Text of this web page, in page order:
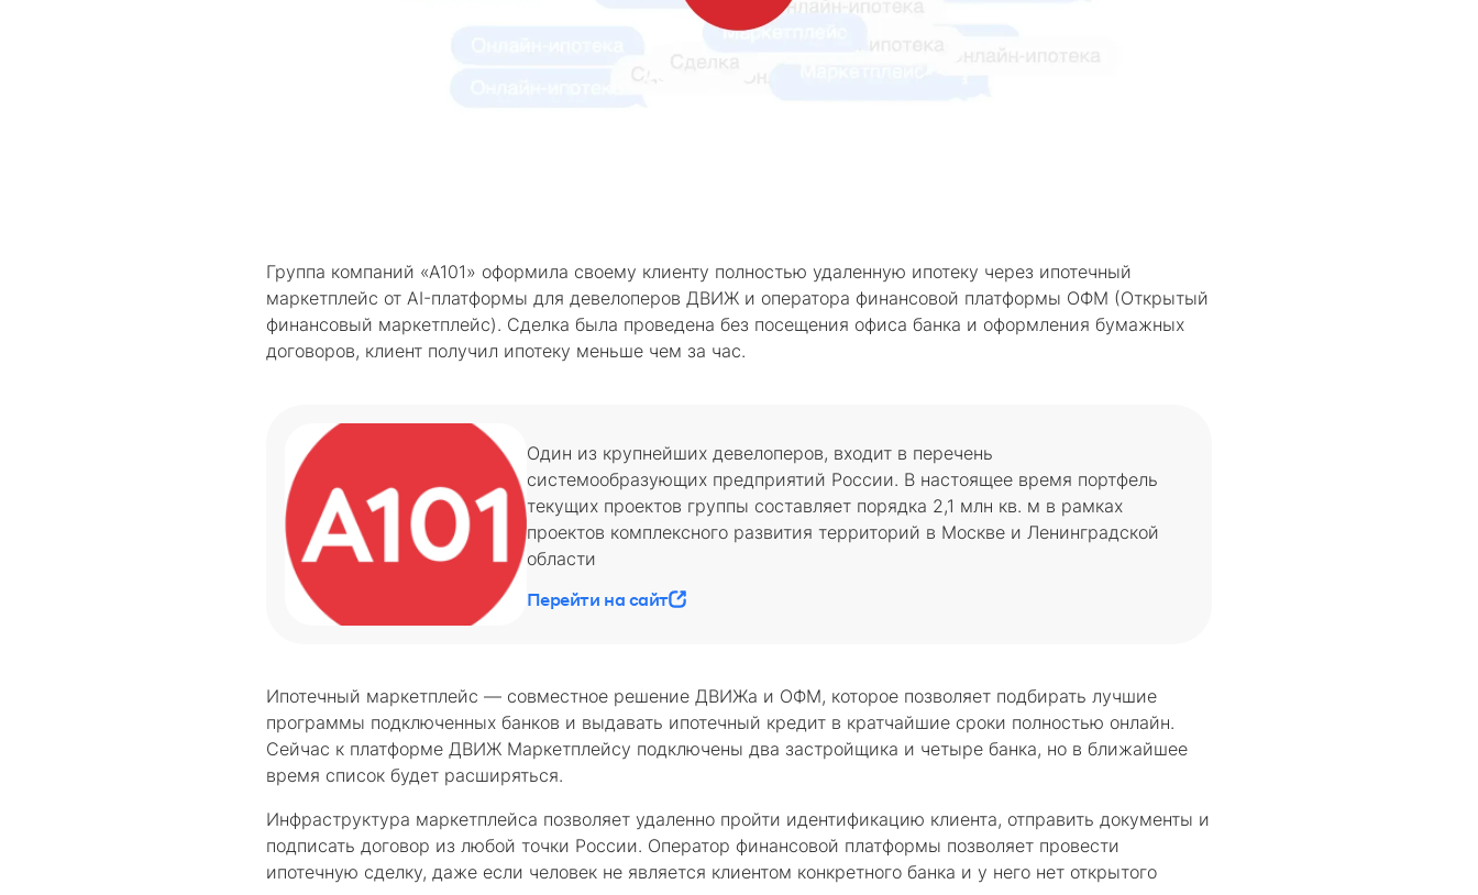
Группа компаний «А101» оформила своему клиенту полностью удаленную ипотеку через ипотечный
маркетплейс от AI-платформы для девелоперов ДВИЖ и оператора финансовой платформы ОФМ (Открытый
финансовый маркетплейс). Сделка была проведена без посещения офиса банка и оформления бумажных
договоров, клиент получил ипотеку меньше чем за час.
Один из крупнейших девелоперов, входит в перечень
системообразующих предприятий России. В настоящее время портфель
текущих проектов группы составляет порядка 2,1 млн кв. м в рамках
проектов комплексного развития территорий в Москве и Ленинградской
области
Перейти на сайт
Ипотечный маркетплейс — совместное решение ДВИЖа и ОФМ, которое позволяет подбирать лучшие
программы подключенных банков и выдавать ипотечный кредит в кратчайшие сроки полностью онлайн.
Сейчас к платформе ДВИЖ Маркетплейсу подключены два застройщика и четыре банка, но в ближайшее
время список будет расширяться.
Инфраструктура маркетплейса позволяет удаленно пройти идентификацию клиента, отправить документы и
подписать договор из любой точки России. Оператор финансовой платформы позволяет провести
ипотечную сделку, даже если человек не является клиентом конкретного банка и у него нет открытого